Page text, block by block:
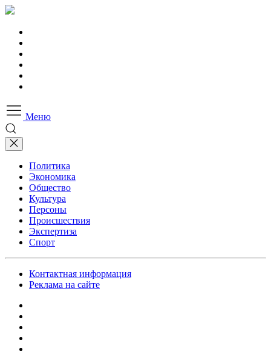
Меню
Политика
Экономика
Общество
Культура
Персоны
Происшествия
Экспертиза
Спорт
Контактная информация
Реклама на сайте